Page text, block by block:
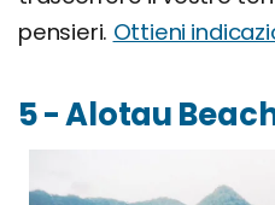
pensieri. Ottieni
5 - Alotau